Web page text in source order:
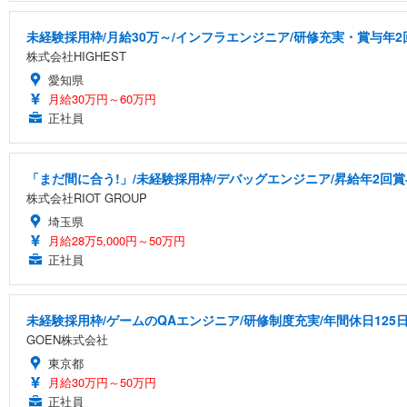
未経験採用枠/月給30万～/インフラエンジニア/研修充実・賞与年2
株式会社HIGHEST
愛知県
月給30万円～60万円
正社員
「まだ間に合う!」/未経験採用枠/デバッグエンジニア/昇給年2回
株式会社RIOT GROUP
埼玉県
月給28万5,000円～50万円
正社員
未経験採用枠/ゲームのQAエンジニア/研修制度充実/年間休日125
GOEN株式会社
東京都
月給30万円～50万円
正社員